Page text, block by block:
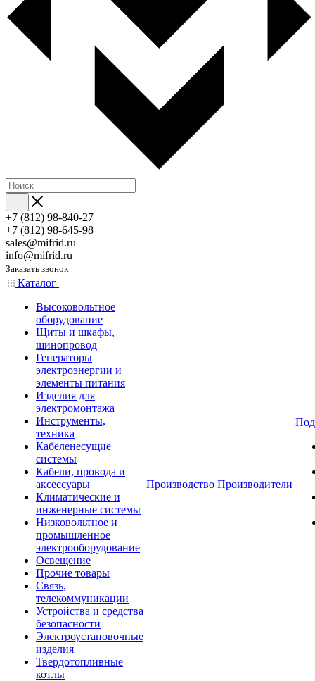
+7 (812) 98-840-27
+7 (812) 98-645-98
sales@mifrid.ru
info@mifrid.ru
Заказать звонок
Каталог
Высоковольтное
оборудование
Щиты и шкафы,
шинопровод
Генераторы
электроэнергии и
элементы питания
Изделия для
электромонтажа
Инструменты,
техника
Кабеленесущие
системы
Кабели, провода и
аксессуары
Климатические и
инженерные системы
Низковольтное и
промышленное
электрооборудование
Освещение
Прочие товары
Связь,
телекоммуникации
Устройства и средства
безопасности
Электроустановочные
изделия
Твердотопливные
котлы
Производство Производители